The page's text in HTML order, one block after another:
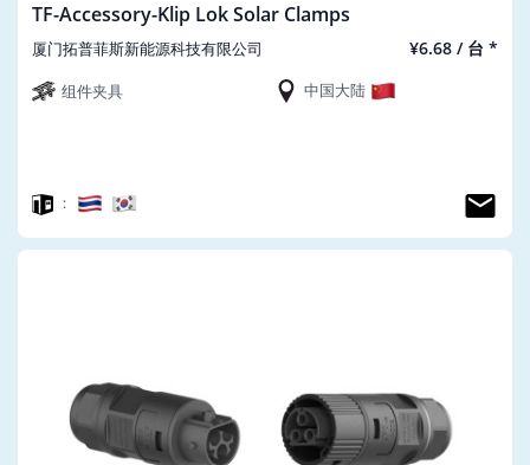
TF-Accessory-Klip Lok Solar Clamps
厦门拓普菲斯新能源科技有限公司 ¥6.68 / 台 *
组件夹具 中国大陆
：